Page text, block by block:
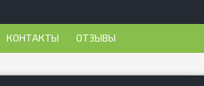
КОНТАКТЫ ОТЗЫВЫ